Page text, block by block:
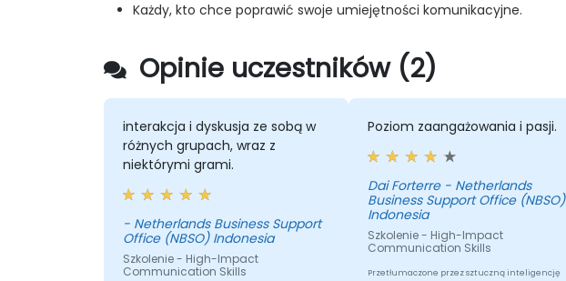
Każdy, kto chce poprawić swoje umiejętności komunikacyjne.
Opinie uczestników (2)
interakcja i dyskusja ze sobą w
różnych grupach, wraz z
niektórymi grami.
- Netherlands Business Support
Office (NBSO) Indonesia
Szkolenie - High-Impact
Communication Skills
Poziom zaangażowania i pasji.
Dai Forterre - Netherlands
Business Support Office (NBSO)
Indonesia
Szkolenie - High-Impact
Communication Skills
Przetłumaczone przez sztuczną inteligencję